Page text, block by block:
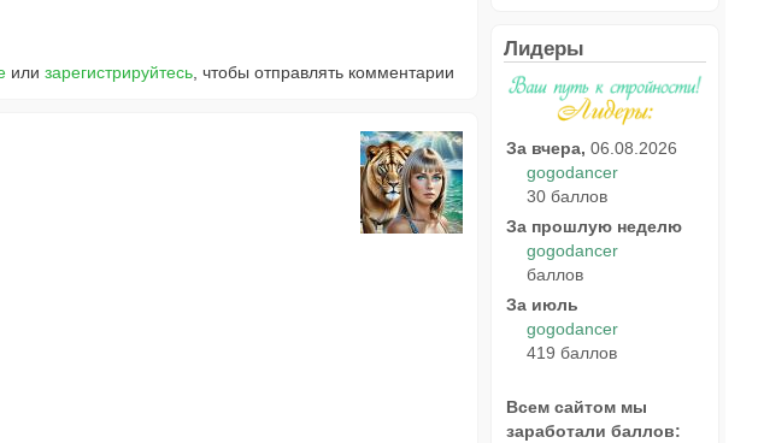
илизарегистрируйтесь, чтобы отправлять комментарии
Лидеры
За вчера, 06.08.2026
gogodancer
30 баллов
За прошлую неделю
gogodancer
баллов
За июль
gogodancer
419 баллов
Всем сайтом мы
заработали баллов: